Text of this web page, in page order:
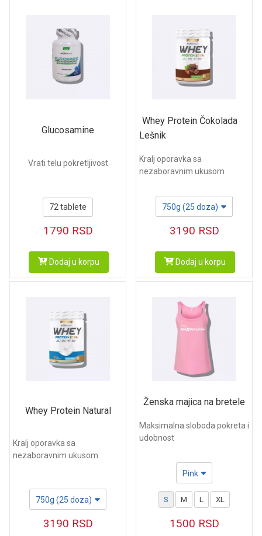
Glucosamine
Vrati telu pokretljivost
72 tablete
1790 RSD
Dodaj u korpu
Whey Protein Čokolada
Lešnik
Kralj oporavka sa
nezaboravnim ukusom
750g (25 doza)
3190 RSD
Dodaj u korpu
Whey Protein Natural
Kralj oporavka sa
nezaboravnim ukusom
750g (25 doza)
3190 RSD
Ženska majica na bretele
Maksimalna sloboda pokreta i
udobnost
Pink
S M L XL
1500 RSD